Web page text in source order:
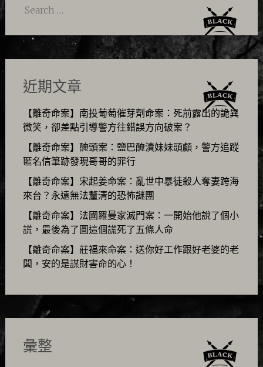
Search
近期文章
【離奇命案】南投葡萄催芽劑命案：死前露出的詭異
微笑，卻差點引導警方往錯誤方向破案？
【離奇命案】醃頭案：鹽巴醃漬妹妹頭顱，警方追蹤
匿名信筆跡發現哥哥的罪行
【離奇命案】宋起姜命案：亂世中暴徒殺人奪妻跨海
來台？永遠無法釐清的恐怖謎團
【離奇命案】法國羅曼家滅門案：一開始他說了個小
謊，最後為了圓這個謊死了五條人命
【離奇命案】莊福來命案：送你好工作跟好老婆的老
闆，安的是謀財害命的心！
彙整